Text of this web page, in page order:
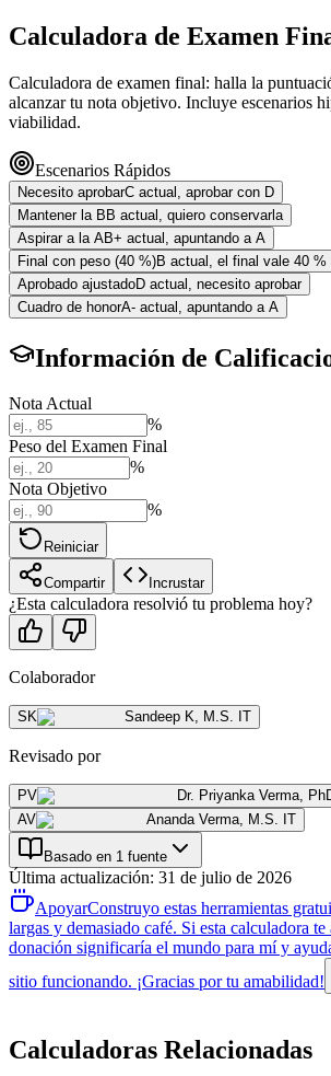
Calculadora de Examen
Calculadora de examen final: halla la
alcanzar tu nota objetivo. Incluye escenarios
viabilidad.
Escenarios Rápidos
Necesito aprobarC actual, aprobar con D
Mantener la BB actual, quiero conservarla
Aspirar a la AB+ actual, apuntando a A
Final con peso (40 %)B actual, el final vale 40 %
Aprobado ajustadoD actual, necesito aprobar
Cuadro de honorA- actual, apuntando a A
Información de
Nota Actual
%
Peso del Examen Final
%
Nota Objetivo
%
Reiniciar
Compartir Incrustar
¿Esta calculadora resolvió tu problema hoy?
Colaborador
SK Sandeep K, M.S. IT
Revisado por
PV Dr. Priyanka Verma,
AV
Ananda Verma, M.S. IT
Basado en 1 fuente
Última actualización: 31 de julio de 2026
ApoyarConstruyo estas herramientas
largas y demasiado café. Si esta calculadora
donación significaría el mundo para mí y
sitio funcionando. ¡Gracias por tu amabilidad!
Calculadoras Relacionadas